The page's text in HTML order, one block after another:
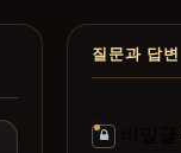
질문과 답변